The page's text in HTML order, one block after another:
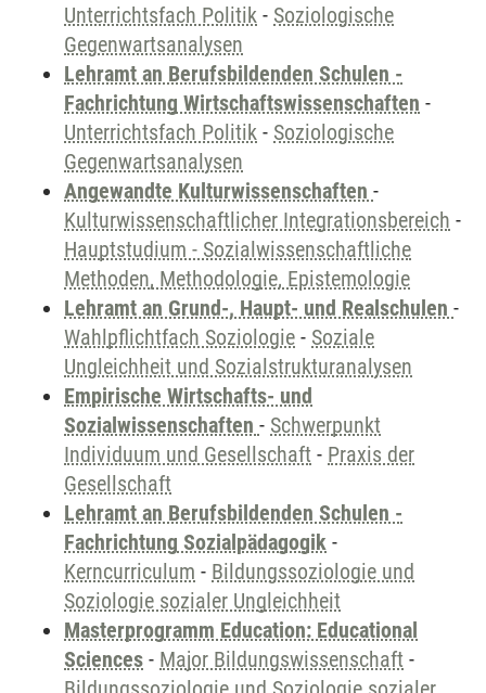
Unterrichtsfach Politik - Soziologische
Gegenwartsanalysen
Lehramt an Berufsbildenden Schulen -
Fachrichtung Wirtschaftswissenschaften -
Unterrichtsfach Politik - Soziologische
Gegenwartsanalysen
Angewandte Kulturwissenschaften -
Kulturwissenschaftlicher Integrationsbereich -
Hauptstudium - Sozialwissenschaftliche
Methoden, Methodologie, Epistemologie
Lehramt an Grund-, Haupt- und Realschulen -
Wahlpflichtfach Soziologie - Soziale
Ungleichheit und Sozialstrukturanalysen
Empirische Wirtschafts- und
Sozialwissenschaften - Schwerpunkt
Individuum und Gesellschaft - Praxis der
Gesellschaft
Lehramt an Berufsbildenden Schulen -
Fachrichtung Sozialpädagogik -
Kerncurriculum - Bildungssoziologie und
Soziologie sozialer Ungleichheit
Masterprogramm Education: Educational
Sciences - Major Bildungswissenschaft -